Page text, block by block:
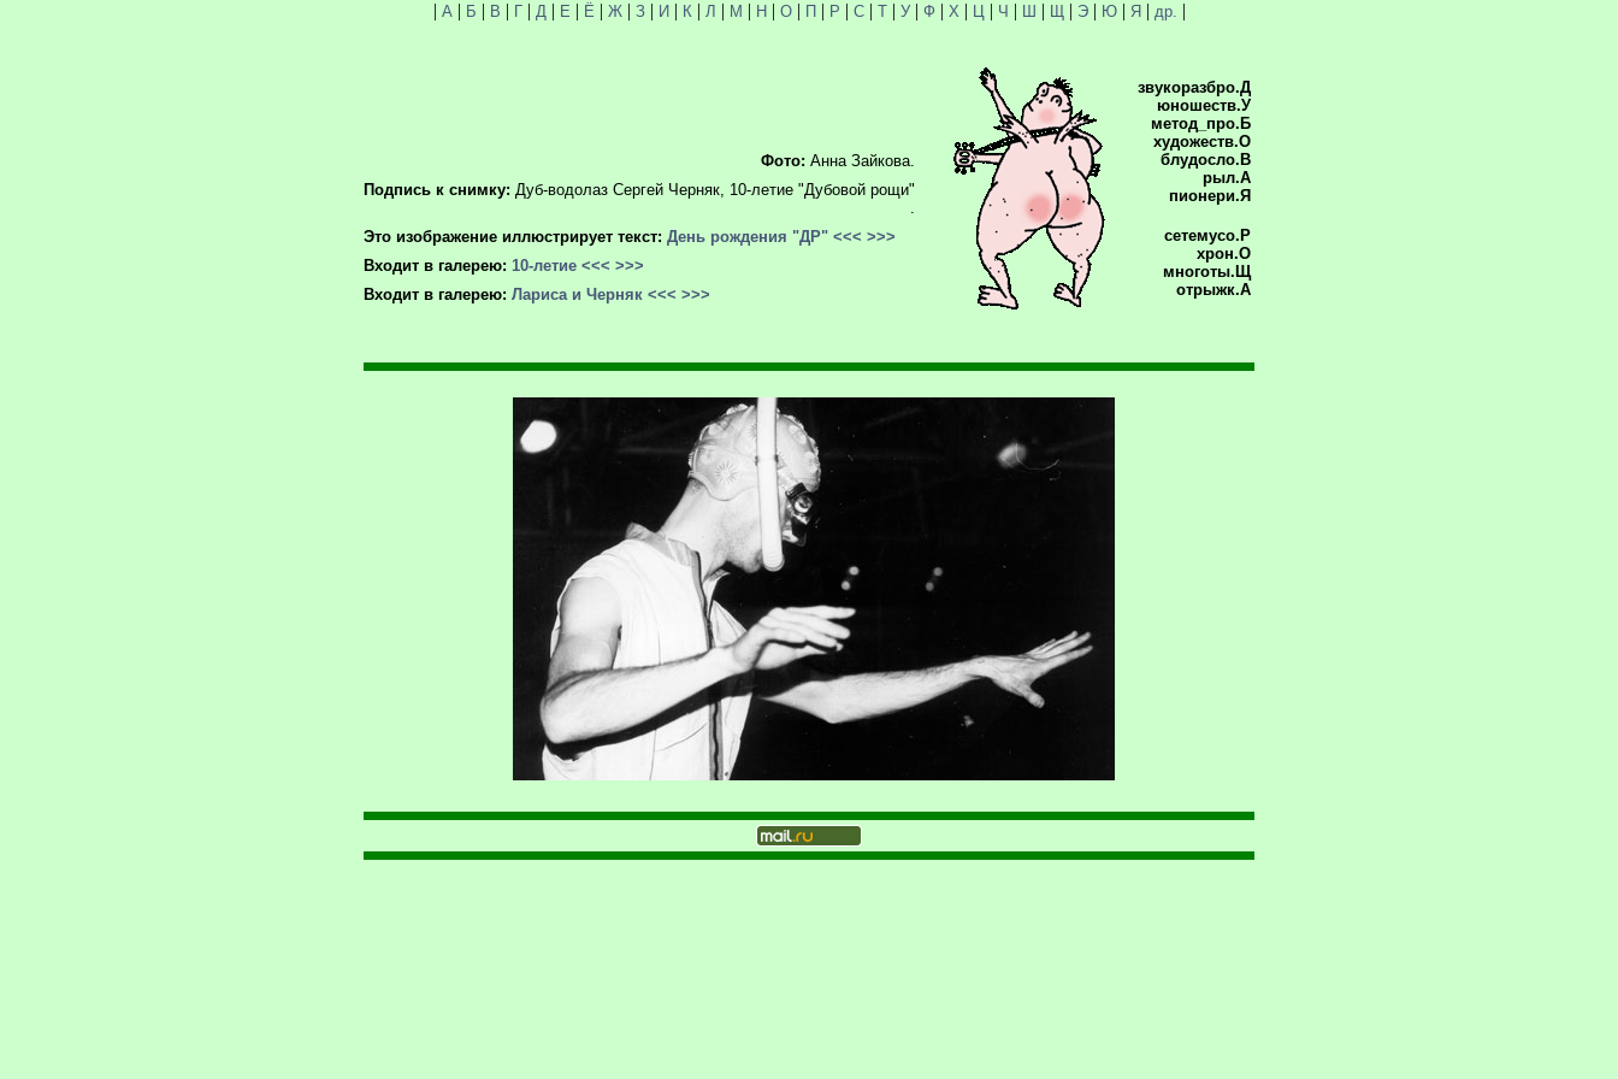
| А | Б | В | Г| Д | Е | Ё | Ж| З| И| К | Л | М | Н| О| П| Р | С| Т| У| Ф | Х | Ц | Ч | Ш | Щ | Э| Ю| Я| др. |
Фото: Анна Зайкова.
Подпись к снимку: Дуб-водолаз Сергей Черняк, 10-летие "Дубовой рощи"
.
Это изображение иллюстрирует текст: День рождения "ДР" <<< >>>
Входит в галерею: 10-летие <<< >>>
Входит в галерею: Лариса и Черняк <<< >>>
звукоразбро.Д
юношеств.У
метод_про.Б
художеств.О
блудосло.В
рыл.А
пионери.Я
сетемусо.Р
хрон.О
многоты.Щ
отрыжк.А